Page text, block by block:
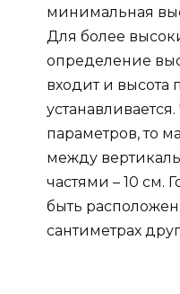
минимальная
Для более
определение
входит и высота
параметров, то
между
частями – 10 см.
быть
сантиметрах